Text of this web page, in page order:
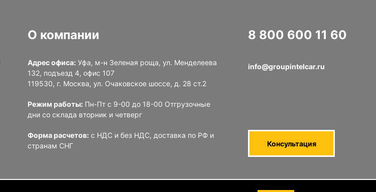
О компании
Адрес офиса: Уфа, м-н Зеленая роща, ул. Менделеева
132, подъезд 4, офис 107
119530, г. Москва, ул. Очаковское шоссе, д. 28 ст.2
Режим работы: Пн-Пт с 9-00 до 18-00 Отгрузочные
дни со склада вторник и четверг
Форма расчетов: с НДС и без НДС, доставка по РФ и
странам СНГ
8 800 600 11 60
info@groupintelcar.ru
Консультация